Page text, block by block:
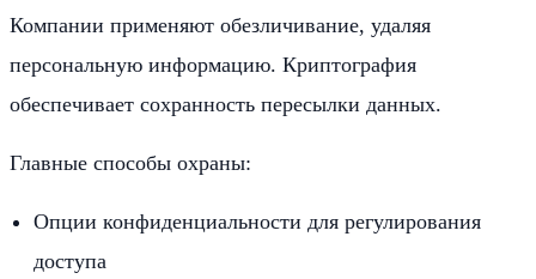
Компании применяют обезличивание, удаляя
персональную информацию. Криптография
обеспечивает сохранность пересылки данных.
Главные способы охраны:
Опции конфиденциальности для регулирования
доступа